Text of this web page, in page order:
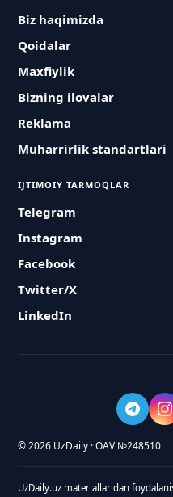
Biz haqimizda
Qoidalar
Maxfiylik
Bizning ilovalar
Reklama
Muharrirlik standartlari
IJTIMOIY TARMOQLAR
Telegram
Instagram
Facebook
Twitter/X
LinkedIn
© 2026 UzDaily · OAV №248510
UzDaily.uz materiallaridan